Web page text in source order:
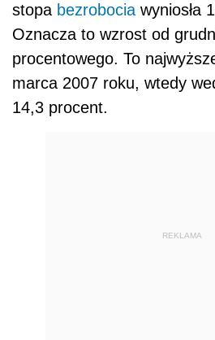
stopa bezrobocia wyniosła
Oznacza to wzrost od
procentowego. To
marca 2007 roku, wtedy
14,3 procent.
REKLAMA